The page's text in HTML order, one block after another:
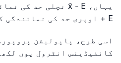
یہاں، x̄ - E نچلی حد کی
+ E اوپری حد کی نمائندگی
کانفیڈینس انٹرول یوں